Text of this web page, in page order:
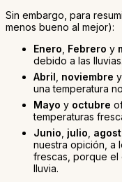
Sin embargo, para
menos bueno al mejor):
Enero Febrero y
debido a las lluvias.
Abril noviembre y
una temperatura
Mayo y octubre
temperaturas
Junio julio
nuestra opición, a
frescas, porque el
lluvia.